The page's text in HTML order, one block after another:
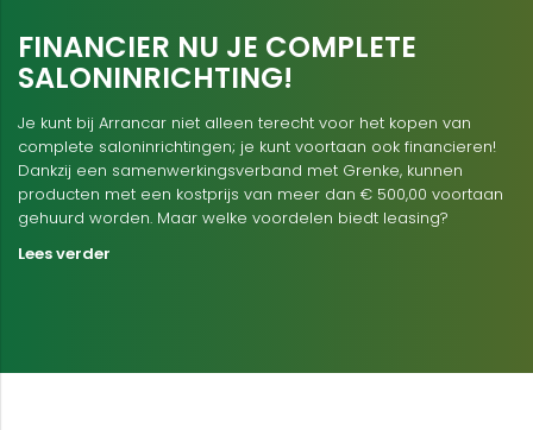
FINANCIER NU JE COMPLETE
SALONINRICHTING!
Je kunt bij Arrancar niet alleen terecht voor het kopen van
complete saloninrichtingen; je kunt voortaan ook financieren!
Dankzij een samenwerkingsverband met Grenke, kunnen
producten met een kostprijs van meer dan € 500,00 voortaan
gehuurd worden. Maar welke voordelen biedt leasing?
Lees verder